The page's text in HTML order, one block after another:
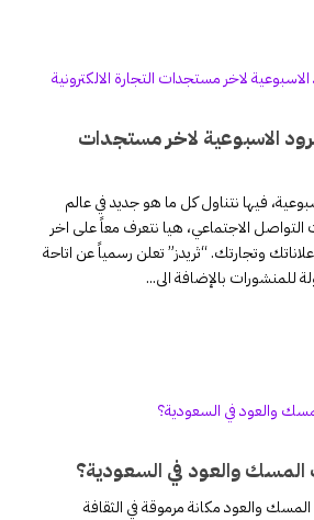
الاسبوعية لاخر مستجدات
فيها نتناول كل ما هو جديد في عالم
التواصل الاجتماعي، هيا نتعرف معاً على اخر
وتجارتك. “ثريدز” تعلن رسمياً عن اتاحة
بالإضافة الى...
والعود في السعودية؟
والعود مكانة مرموقة في الثقافة